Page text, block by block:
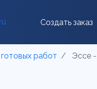
Создать заказ
работ Эссе